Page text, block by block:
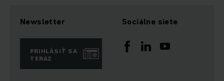
Newsletter
PRIHLÁSIŤ SA
TERAZ
Sociálne siete